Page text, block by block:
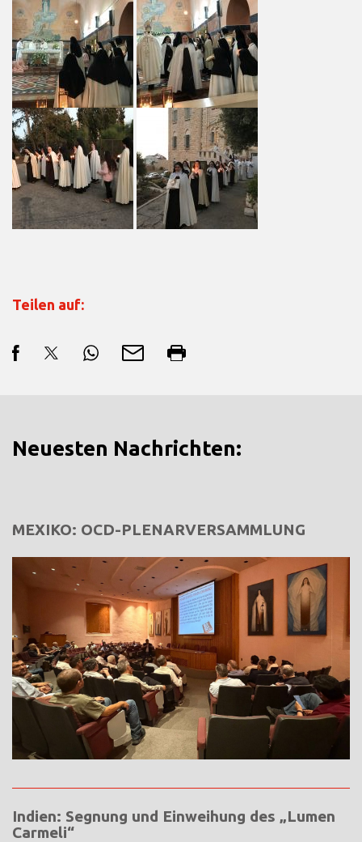
Teilen auf:
Neuesten Nachrichten:
MEXIKO: OCD-PLENARVERSAMMLUNG
Indien: Segnung und Einweihung des „Lumen
Carmeli“